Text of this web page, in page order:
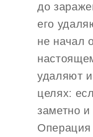
до
его
не начал
удаляют
целях:
заметно
Операция